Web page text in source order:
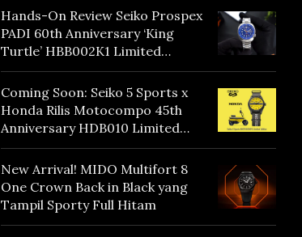
Hands-On Review Seiko Prospex
PADI 60th Anniversary ‘King
Turtle’ HBB002K1 Limited
Edition
Coming Soon: Seiko 5 Sports x
Honda Rilis Motocompo 45th
Anniversary HDB010 Limited
Edition
New Arrival! MIDO Multifort 8
One Crown Back in Black yang
Tampil Sporty Full Hitam